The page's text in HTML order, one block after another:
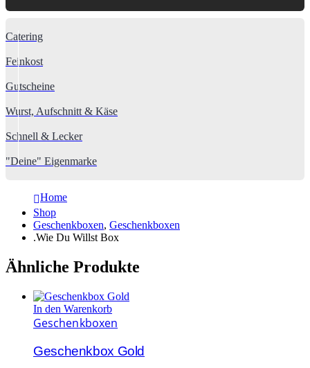
Catering
Feinkost
Gutscheine
Wurst, Aufschnitt & Käse
Schnell & Lecker
"Deine" Eigenmarke
Home
Shop
Geschenkboxen, Geschenkboxen
.Wie Du Willst Box
Ähnliche Produkte
In den Warenkorb
Geschenkboxen
Geschenkbox Gold